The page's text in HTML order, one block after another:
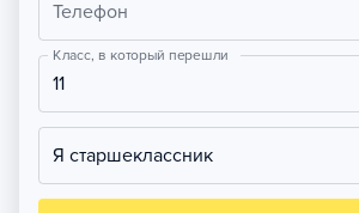
Телефон
Класс, в который перешли
11
Я старшеклассник